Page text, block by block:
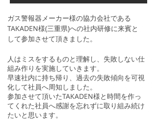
ガス警報器メーカー様の協力会社である
TAKADEN様(三重県)への社内研修に来賓と
して参加させて頂きました。
人はミスをするものと理解し、失敗しない仕
組み作りを実施していきます。
早速社内に持ち帰り、過去の失敗傾向を可視
化して社員へ周知しました。
参加させて頂いたTAKADEN様と時間を作っ
てくれた社員へ感謝を忘れずに取り組み続け
たいと思います。